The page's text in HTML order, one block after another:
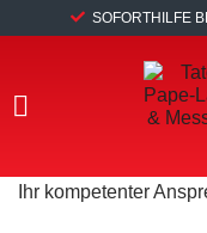
SOFORTHILFE
Ihr kompetenter